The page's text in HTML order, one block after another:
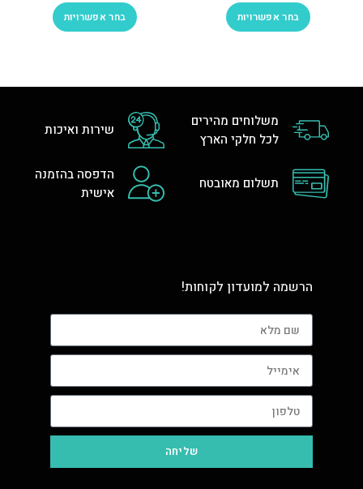
בחר אפשרויות בחר אפשרויות
משלוחים מהירים
לכל חלקי הארץ
שירות ואיכות
תשלום מאובטח
הדפסה בהזמנה
אישית
הרשמה למועדון לקוחות!
שליחה